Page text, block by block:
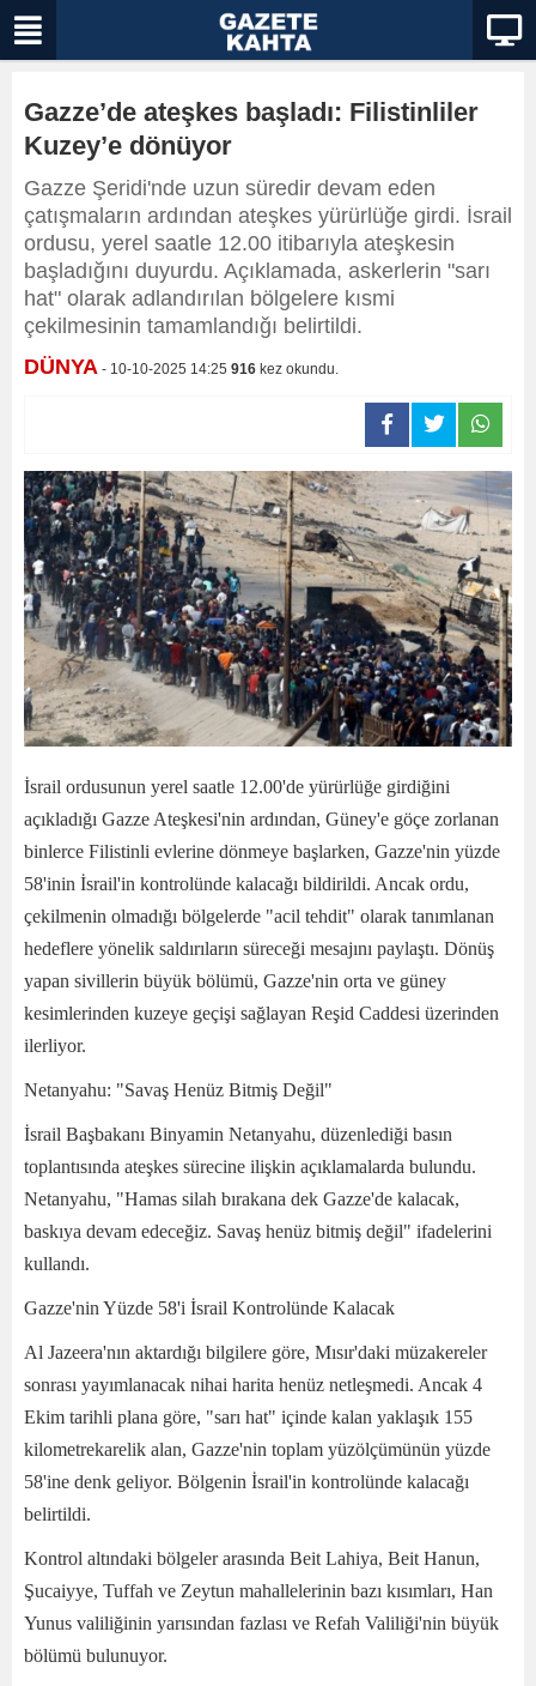
Gazze’de ateşkes başladı: Filistinliler
Kuzey’e dönüyor
Gazze Şeridi'nde uzun süredir devam eden
çatışmaların ardından ateşkes yürürlüğe girdi. İsrail
ordusu, yerel saatle 12.00 itibarıyla ateşkesin
başladığını duyurdu. Açıklamada, askerlerin "sarı
hat" olarak adlandırılan bölgelere kısmi
çekilmesinin tamamlandığı belirtildi.
DÜNYA - 10-10-2025 14:25 916 kez okundu.
İsrail ordusunun yerel saatle 12.00'de yürürlüğe girdiğini
açıkladığı Gazze Ateşkesi'nin ardından, Güney'e göçe zorlanan
binlerce Filistinli evlerine dönmeye başlarken, Gazze'nin yüzde
58'inin İsrail'in kontrolünde kalacağı bildirildi. Ancak ordu,
çekilmenin olmadığı bölgelerde "acil tehdit" olarak tanımlanan
hedeflere yönelik saldırıların süreceği mesajını paylaştı. Dönüş
yapan sivillerin büyük bölümü, Gazze'nin orta ve güney
kesimlerinden kuzeye geçişi sağlayan Reşid Caddesi üzerinden
ilerliyor.
Netanyahu: "Savaş Henüz Bitmiş Değil"
İsrail Başbakanı Binyamin Netanyahu, düzenlediği basın
toplantısında ateşkes sürecine ilişkin açıklamalarda bulundu.
Netanyahu, "Hamas silah bırakana dek Gazze'de kalacak,
baskıya devam edeceğiz. Savaş henüz bitmiş değil" ifadelerini
kullandı.
Gazze'nin Yüzde 58'i İsrail Kontrolünde Kalacak
Al Jazeera'nın aktardığı bilgilere göre, Mısır'daki müzakereler
sonrası yayımlanacak nihai harita henüz netleşmedi. Ancak 4
Ekim tarihli plana göre, "sarı hat" içinde kalan yaklaşık 155
kilometrekarelik alan, Gazze'nin toplam yüzölçümünün yüzde
58'ine denk geliyor. Bölgenin İsrail'in kontrolünde kalacağı
belirtildi.
Kontrol altındaki bölgeler arasında Beit Lahiya, Beit Hanun,
Şucaiyye, Tuffah ve Zeytun mahallelerinin bazı kısımları, Han
Yunus valiliğinin yarısından fazlası ve Refah Valiliği'nin büyük
bölümü bulunuyor.